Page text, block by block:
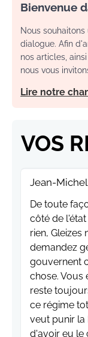
Bienvenue
Nous
dialogue. Afin
nos articles,
nous vous
Lire notre
VOS
Jean-
De toute
côté de
rien, Gleizes
demandez
gouvernent
chose. Vous
reste
ce régime
veut punir la
d'avoir eu le